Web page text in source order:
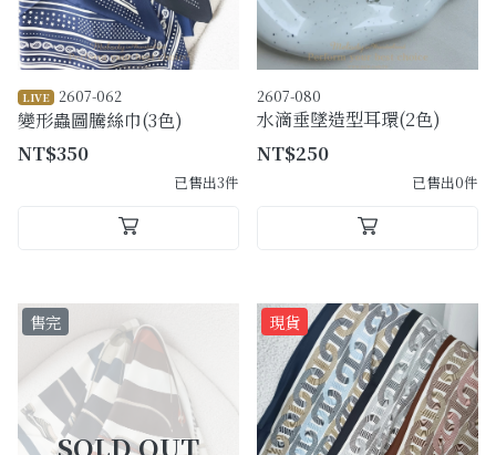
LIVE 2607-062
變形蟲圖騰絲巾(3色)
NT$350
已售出3件
2607-080
水滴垂墜造型耳環(2色)
NT$250
已售出0件
售完 現貨